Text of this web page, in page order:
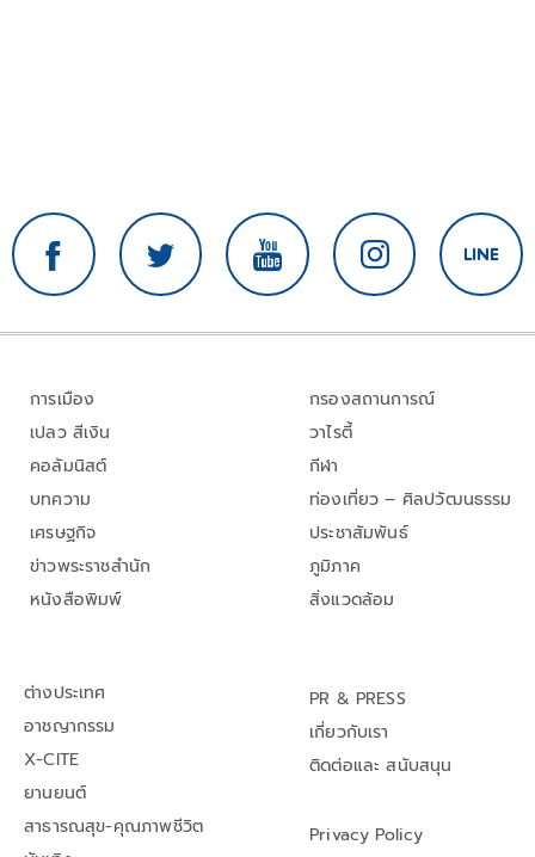
การเมือง
เปลว สีเงิน
คอลัมนิสต์
บทความ
เศรษฐกิจ
ข่าวพระราชสำนัก
หนังสือพิมพ์
กรองสถานการณ์
วาไรตี้
กีฬา
ท่องเที่ยว – ศิลปวัฒนธรรม
ประชาสัมพันธ์
ภูมิภาค
สิ่งแวดล้อม
ต่างประเทศ
อาชญากรรม
X-CITE
ยานยนต์
สาธารณสุข-คุณภาพชีวิต
PR & PRESS
เกี่ยวกับเรา
ติดต่อและ สนับสนุน
Privacy Policy